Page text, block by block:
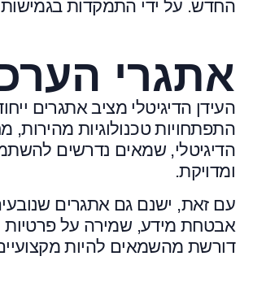
החדש. על ידי התמקדות
אתגרי
העידן הדיגיטלי מציב אתגרים
התפתחויות טכנולוגיות מהירות,
הדיגיטלי, שמאים נדרשים
ומדויקת.
עם זאת, ישנם גם אתגרים
אבטחת מידע, שמירה על פרטיות
דורשת מהשמאים להיות